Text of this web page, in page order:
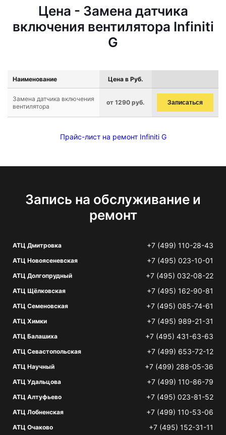
Цена - Замена датчика
включения вентилятора Infiniti
G
Наименование Цена в Руб.
Замена датчика включения
вентилятора
от 1290 руб. Записаться
Прайс-лист на ремонт Infiniti G
Запись на обслуживание и
ремонт
АТЦ Дмитровка +7 (499) 110-28-43
АТЦ Новоясеневская +7 (495) 023-10-01
АТЦ Долгопрудный +7 (495) 032-08-22
АТЦ Щёлковская +7 (495) 162-90-81
АТЦ Семеновская +7 (495) 085-74-61
АТЦ Химки +7 (495) 989-21-31
АТЦ Балашиха +7 (495) 431-63-63
АТЦ Севастопольская +7 (499) 653-72-12
АТЦ Научный +7 (499) 288-05-36
АТЦ Удальцова +7 (499) 110-86-79
АТЦ Алтуфьево +7 (495) 023-81-52
АТЦ Лобненская +7 (499) 110-53-06
АТЦ Очаково +7 (495) 152-31-11